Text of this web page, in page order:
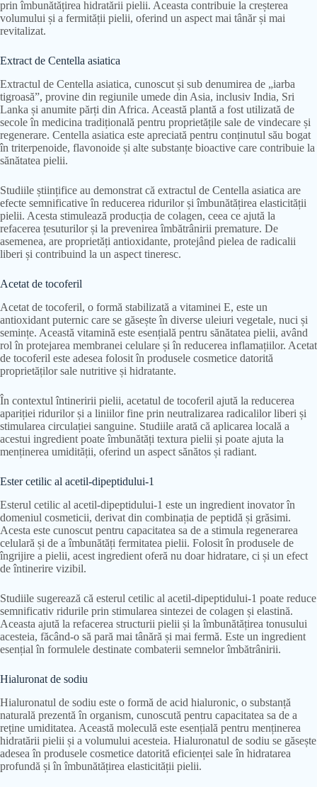
prin îmbunătățirea hidratării pielii. Aceasta contribuie la creșterea
volumului și a fermității pielii, oferind un aspect mai tânăr și mai
revitalizat.
Extract de Centella asiatica
Extractul de Centella asiatica, cunoscut și sub denumirea de „iarba
tigroasă”, provine din regiunile umede din Asia, inclusiv India, Sri
Lanka și anumite părți din Africa. Această plantă a fost utilizată de
secole în medicina tradițională pentru proprietățile sale de vindecare și
regenerare. Centella asiatica este apreciată pentru conținutul său bogat
în triterpenoide, flavonoide și alte substanțe bioactive care contribuie la
sănătatea pielii.
Studiile științifice au demonstrat că extractul de Centella asiatica are
efecte semnificative în reducerea ridurilor și îmbunătățirea elasticității
pielii. Acesta stimulează producția de colagen, ceea ce ajută la
refacerea țesuturilor și la prevenirea îmbătrânirii premature. De
asemenea, are proprietăți antioxidante, protejând pielea de radicalii
liberi și contribuind la un aspect tineresc.
Acetat de tocoferil
Acetat de tocoferil, o formă stabilizată a vitaminei E, este un
antioxidant puternic care se găsește în diverse uleiuri vegetale, nuci și
semințe. Această vitamină este esențială pentru sănătatea pielii, având
rol în protejarea membranei celulare și în reducerea inflamațiilor. Acetat
de tocoferil este adesea folosit în produsele cosmetice datorită
proprietăților sale nutritive și hidratante.
În contextul întineririi pielii, acetatul de tocoferil ajută la reducerea
apariției ridurilor și a liniilor fine prin neutralizarea radicalilor liberi și
stimularea circulației sanguine. Studiile arată că aplicarea locală a
acestui ingredient poate îmbunătăți textura pielii și poate ajuta la
menținerea umidității, oferind un aspect sănătos și radiant.
Ester cetilic al acetil-dipeptidului-1
Esterul cetilic al acetil-dipeptidului-1 este un ingredient inovator în
domeniul cosmeticii, derivat din combinația de peptidă și grăsimi.
Acesta este cunoscut pentru capacitatea sa de a stimula regenerarea
celulară și de a îmbunătăți fermitatea pielii. Folosit în produsele de
îngrijire a pielii, acest ingredient oferă nu doar hidratare, ci și un efect
de întinerire vizibil.
Studiile sugerează că esterul cetilic al acetil-dipeptidului-1 poate reduce
semnificativ ridurile prin stimularea sintezei de colagen și elastină.
Aceasta ajută la refacerea structurii pielii și la îmbunătățirea tonusului
acesteia, făcând-o să pară mai tânără și mai fermă. Este un ingredient
esențial în formulele destinate combaterii semnelor îmbătrânirii.
Hialuronat de sodiu
Hialuronatul de sodiu este o formă de acid hialuronic, o substanță
naturală prezentă în organism, cunoscută pentru capacitatea sa de a
reține umiditatea. Această moleculă este esențială pentru menținerea
hidratării pielii și a volumului acesteia. Hialuronatul de sodiu se găsește
adesea în produsele cosmetice datorită eficienței sale în hidratarea
profundă și în îmbunătățirea elasticității pielii.